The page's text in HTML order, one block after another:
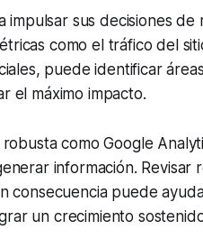
impulsar sus decisiones de
como el tráfico del
puede identificar
el máximo impacto.
como Google
información. Revisar
consecuencia puede
un crecimiento